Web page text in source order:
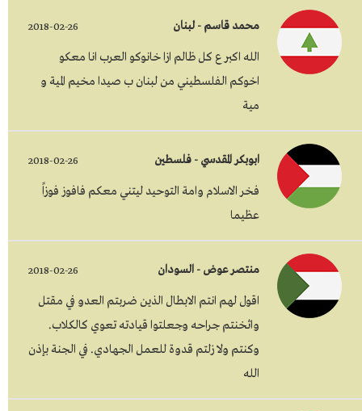
محمد قاسم - لبنان 2018-02-26
الله اكبر ع كل ظالم ازا خانوكو العرب انا معكو
اخوكم الفلسطيني من لبنان ب صيدا مخيم المية و
مية
ابوبكر المقدسي - فلسطين 2018-02-26
فخر الاسلام وامة التوحيد ليتني معكم فافوز فوزاً
عظيما
منتصر عوض - السودان 2018-02-26
اقول لهم انتم الابطال الذين ضربتم العدو في مقتل
واثخنتم جراحه وجعلتوا قيادته تعوي كالكلاب.
وكنتم ولا زلتم قدوة للعمل الجهادي. في الجنة بإذن
الله